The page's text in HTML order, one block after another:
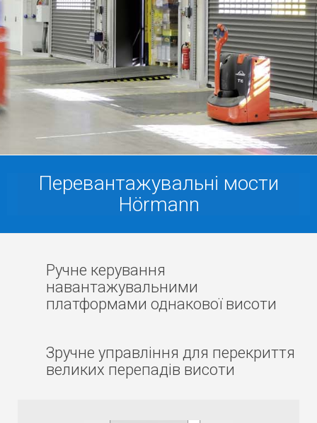
Перевантажувальні мости
Hörmann
Ручне керування
навантажувальними
платформами однакової висоти
Зручне управління для перекриття
великих перепадів висоти